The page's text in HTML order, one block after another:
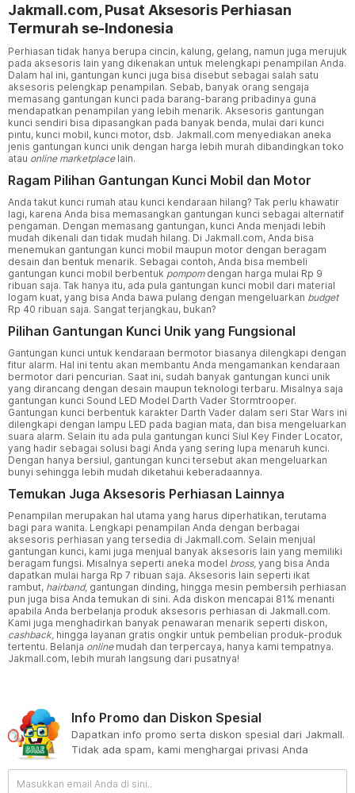
Jakmall.com, Pusat Aksesoris Perhiasan
Termurah se-Indonesia
Perhiasan tidak hanya berupa cincin, kalung, gelang, namun juga merujuk
pada aksesoris lain yang dikenakan untuk melengkapi penampilan Anda.
Dalam hal ini, gantungan kunci juga bisa disebut sebagai salah satu
aksesoris pelengkap penampilan. Sebab, banyak orang sengaja
memasang gantungan kunci pada barang-barang pribadinya guna
mendapatkan penampilan yang lebih menarik. Aksesoris gantungan
kunci sendiri bisa dipasangkan pada banyak benda, mulai dari kunci
pintu, kunci mobil, kunci motor, dsb. Jakmall.com menyediakan aneka
jenis gantungan kunci unik dengan harga lebih murah dibandingkan toko
atau online marketplace lain.
Ragam Pilihan Gantungan Kunci Mobil dan Motor
Anda takut kunci rumah atau kunci kendaraan hilang? Tak perlu khawatir
lagi, karena Anda bisa memasangkan gantungan kunci sebagai alternatif
pengaman. Dengan memasang gantungan, kunci Anda menjadi lebih
mudah dikenali dan tidak mudah hilang. Di Jakmall.com, Anda bisa
menemukan gantungan kunci mobil maupun motor dengan beragam
desain dan bentuk menarik. Sebagai contoh, Anda bisa membeli
gantungan kunci mobil berbentuk pompom dengan harga mulai Rp 9
ribuan saja. Tak hanya itu, ada pula gantungan kunci mobil dari material
logam kuat, yang bisa Anda bawa pulang dengan mengeluarkan budget
Rp 40 ribuan saja. Sangat terjangkau, bukan?
Pilihan Gantungan Kunci Unik yang Fungsional
Gantungan kunci untuk kendaraan bermotor biasanya dilengkapi dengan
fitur alarm. Hal ini tentu akan membantu Anda mengamankan kendaraan
bermotor dari pencurian. Saat ini, sudah banyak gantungan kunci unik
yang dirancang dengan desain maupun teknologi terbaru. Misalnya saja
gantungan kunci Sound LED Model Darth Vader Stormtrooper.
Gantungan kunci berbentuk karakter Darth Vader dalam seri Star Wars ini
dilengkapi dengan lampu LED pada bagian mata, dan bisa mengeluarkan
suara alarm. Selain itu ada pula gantungan kunci Siul Key Finder Locator,
yang hadir sebagai solusi bagi Anda yang sering lupa menaruh kunci.
Dengan hanya bersiul, gantungan kunci tersebut akan mengeluarkan
bunyi sehingga lebih mudah diketahui keberadaannya.
Temukan Juga Aksesoris Perhiasan Lainnya
Penampilan merupakan hal utama yang harus diperhatikan, terutama
bagi para wanita. Lengkapi penampilan Anda dengan berbagai
aksesoris perhiasan yang tersedia di Jakmall.com. Selain menjual
gantungan kunci, kami juga menjual banyak aksesoris lain yang memiliki
beragam fungsi. Misalnya seperti aneka model bross, yang bisa Anda
dapatkan mulai harga Rp 7 ribuan saja. Aksesoris lain seperti ikat
rambut, hairband, gantungan dinding, hingga mesin pembersih perhiasan
pun juga bisa Anda temukan di sini. Ada diskon mencapai 81% menanti
apabila Anda berbelanja produk aksesoris perhiasan di Jakmall.com.
Kami juga menghadirkan banyak penawaran menarik seperti diskon,
cashback, hingga layanan gratis ongkir untuk pembelian produk-produk
tertentu. Belanja online mudah dan terpercaya, hanya kami tempatnya.
Jakmall.com, lebih murah langsung dari pusatnya!
Info Promo dan Diskon Spesial
Dapatkan info promo serta diskon spesial dari Jakmall.
Tidak ada spam, kami menghargai privasi Anda